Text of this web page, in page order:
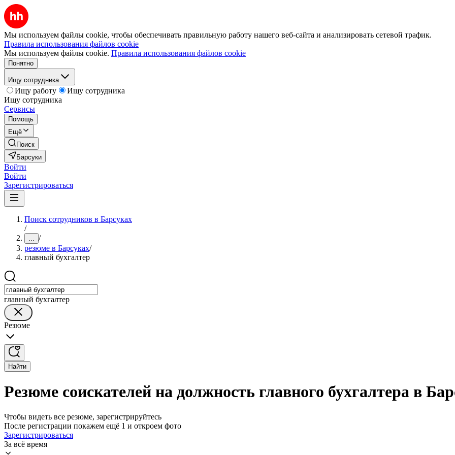
Мы используем файлы cookie, чтобы обеспечивать правильную работу нашего веб-сайта и анализировать сетевой трафик.
Правила использования файлов cookie
Мы используем файлы cookie. Правила использования файлов cookie
Понятно
Ищу сотрудника
Ищу работу
Ищу сотрудника
Ищу сотрудника
Сервисы
Помощь
Ещё
Поиск
Барсуки
Войти
Войти
Зарегистрироваться
Поиск сотрудников в Барсуках
/
... /
резюме в Барсуках/
главный бухгалтер
главный бухгалтер
Резюме
Найти
Резюме соискателей на должность главного бухгалтера в
Чтобы видеть все резюме, зарегистрируйтесь
После регистрации покажем ещё 1 и откроем фото
Зарегистрироваться
За всё время